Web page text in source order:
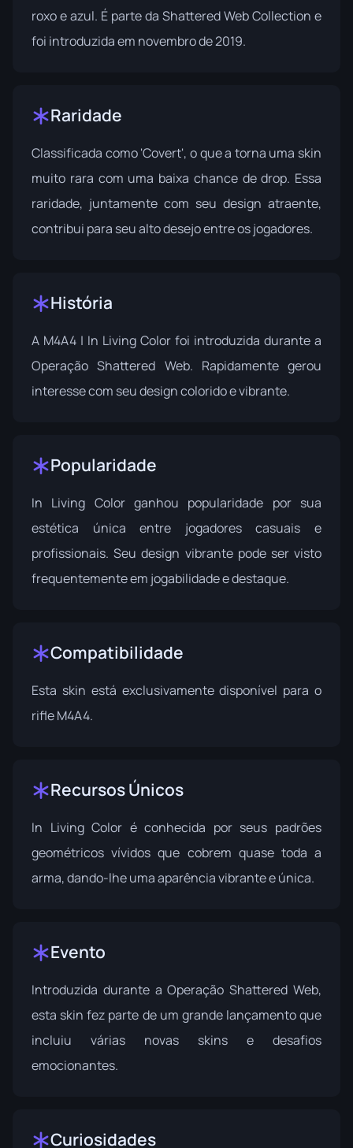
roxo e azul. É parte da Shattered Web Collection e
foi introduzida em novembro de 2019.
Raridade
Classificada como 'Covert', o que a torna uma skin
muito rara com uma baixa chance de drop. Essa
raridade, juntamente com seu design atraente,
contribui para seu alto desejo entre os jogadores.
História
A M4A4 | In Living Color foi introduzida durante a
Operação Shattered Web. Rapidamente gerou
interesse com seu design colorido e vibrante.
Popularidade
In Living Color ganhou popularidade por sua
estética única entre jogadores casuais e
profissionais. Seu design vibrante pode ser visto
frequentemente em jogabilidade e destaque.
Compatibilidade
Esta skin está exclusivamente disponível para o
rifle M4A4.
Recursos Únicos
In Living Color é conhecida por seus padrões
geométricos vívidos que cobrem quase toda a
arma, dando-lhe uma aparência vibrante e única.
Evento
Introduzida durante aOperação Shattered Web,
esta skin fez parte de um grande lançamento que
incluiu várias novas skins e desafios
emocionantes.
Curiosidades